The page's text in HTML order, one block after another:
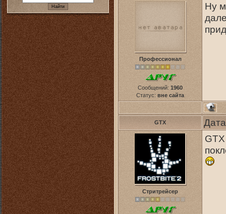
Профессионал
Сообщений: 1960
Статус: вне сайта
Ну
GTX
Стритрейсер